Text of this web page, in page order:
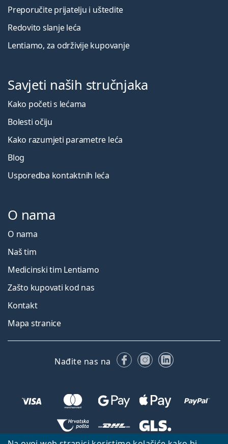
Preporučite prijatelju i uštedite
Redovito slanje leća
Lentiamo, za održivije kupovanje
Savjeti naših stručnjaka
Kako početi s lećama
Bolesti očiju
Kako razumjeti parametre leća
Blog
Usporedba kontaktnih leća
O nama
O nama
Naš tim
Medicinski tim Lentiamo
Zašto kupovati kod nas
Kontakt
Mapa stranice
Nađite nas na FacebookuInstagramu
LinkedIn